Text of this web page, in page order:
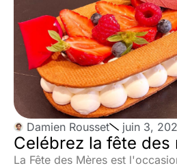
Damien Rousset juin 3,
Celébrez la fête des
La Fête des Mères est